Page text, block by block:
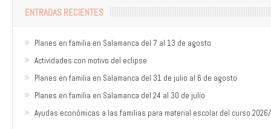
ENTRADAS RECIENTES
Planes en familia en Salamanca del 7 al 13 de agosto
Actividades con motivo del eclipse
Planes en familia en Salamanca del 31 de julio al 6 de agosto
Planes en familia en Salamanca del 24 al 30 de julio
Ayudas económicas a las familias para material escolar del curso